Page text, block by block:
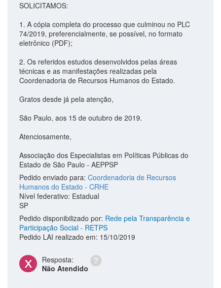
SOLICITAMOS:
1. A cópia completa do processo que culminou no PLC
74/2019, preferencialmente, se possível, no formato
eletrônico (PDF);
2. Os referidos estudos desenvolvidos pelas áreas
técnicas e as manifestações realizadas pela
Coordenadoria de Recursos Humanos do Estado.
Gratos desde já pela atenção,
São Paulo, aos 15 de outubro de 2019.
Atenciosamente,
Associação dos Especialistas em Políticas Públicas do
Estado de São Paulo - AEPPSP
Pedido enviado para: Coordenadoria de Recursos
Humanos do Estado - CRHE
Nível federativo: Estadual
SP
Pedido disponibilizado por: Rede pela Transparência e
Participação Social - RETPS
Pedido LAI realizado em: 15/10/2019
Resposta:
Não Atendido